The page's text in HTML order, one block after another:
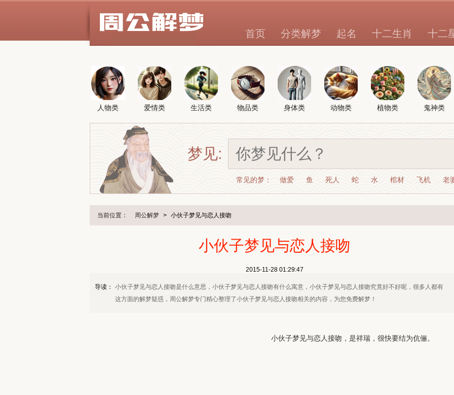
首页 分类解梦 起名 十二生肖 十二
人物类 爱情类 生活类 物品类 身体类 动物类 植物类 鬼神类
梦见:
常见的梦： 做爱 鱼 死人 蛇 水 棺材 飞机 老
当前位置： 周公解梦 > 小伙子梦见与恋人接吻
小伙子梦见与恋人接吻
2015-11-28 01:29:47
导读：
小伙子梦见与恋人接吻是什么意思，小伙子梦见与恋人接吻有什么寓意，小伙子梦见与恋人接吻究竟好不好呢，很多人都有
这方面的解梦疑惑，周公解梦专门精心整理了小伙子梦见与恋人接吻相关的内容，为您免费解梦！
小伙子梦见与恋人接吻，是祥瑞，很快要结为伉俪。